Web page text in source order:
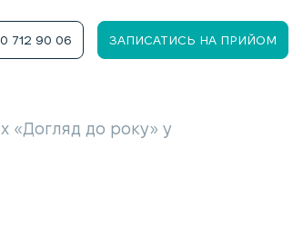
712 90 06 ЗАПИСАТИСЬ НА ПРИЙОМ
«Догляд до року» у